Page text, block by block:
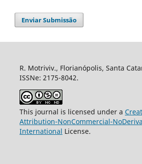
Enviar Submissão
R. Motriviv., Florianópolis, Santa
ISSNe: 2175-8042.
This journal is licensed under a
Attribution-NonCommercial-
International License.